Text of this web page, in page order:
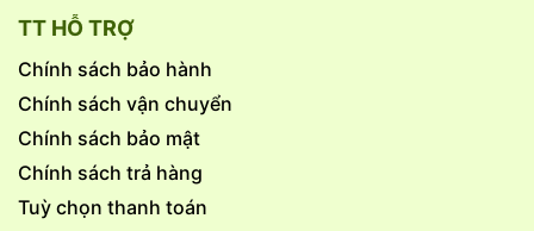
TT HỖ TRỢ
Chính sách bảo hành
Chính sách vận chuyển
Chính sách bảo mật
Chính sách trả hàng
Tuỳ chọn thanh toán